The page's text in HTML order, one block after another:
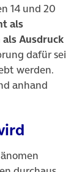
14 und 20
als
Ausdruck
dafür sei
werden.
anhand